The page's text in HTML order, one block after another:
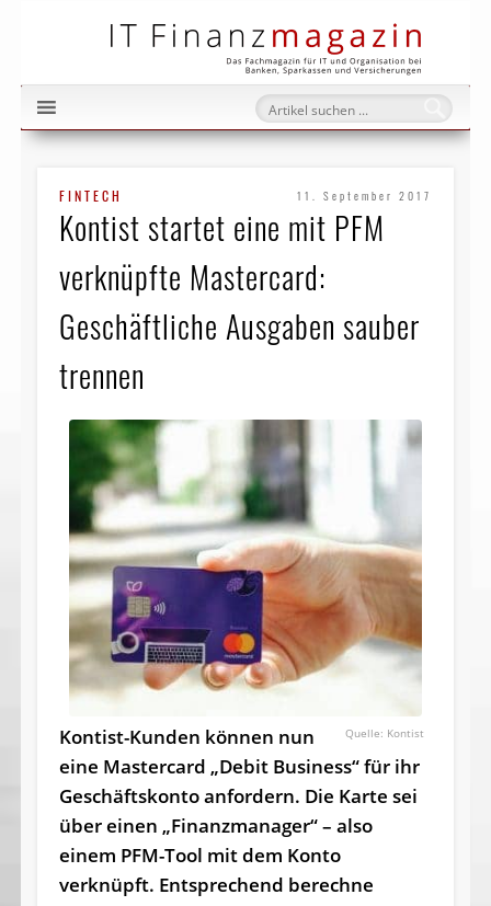
FINTECH 11. September 2017
Kontist startet eine mit PFM
verknüpfte Mastercard:
Geschäftliche Ausgaben sauber
trennen
Kontist
Kontist-Kunden können nun
eine Mastercard „Debit Business“ für ihr
Geschäftskonto anfordern. Die Karte sei
über einen „Finanzmanager“ – also
einem PFM-Tool mit dem Konto
verknüpft. Entsprechend berechne